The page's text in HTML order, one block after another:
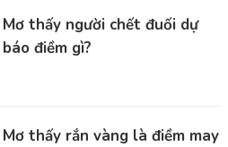
Mơ thấy người chết đuối dự
báo điềm gì?
Mơ thấy rắn vàng là điềm may